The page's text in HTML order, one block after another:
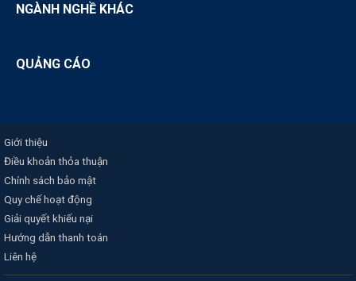
NGÀNH NGHỀ KHÁC
QUẢNG CÁO
Giới thiệu
Điều khoản thỏa thuận
Chính sách bảo mật
Quy chế hoạt động
Giải quyết khiếu nại
Hướng dẫn thanh toán
Liên hệ